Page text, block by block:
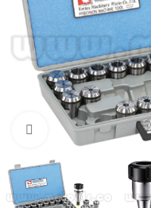
Click to enlarge